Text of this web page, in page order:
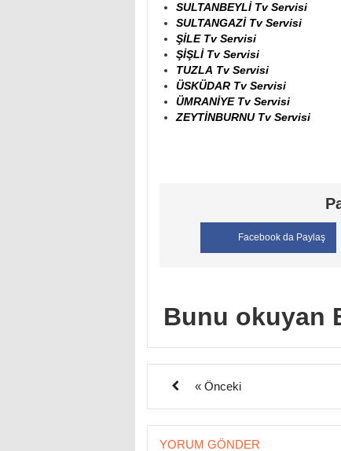
SULTANBEYLİ Tv Servisi
SULTANGAZİ Tv Servisi
ŞİLE Tv Servisi
ŞİŞLİ Tv Servisi
TUZLA Tv Servisi
ÜSKÜDAR Tv Servisi
ÜMRANİYE Tv Servisi
ZEYTİNBURNU Tv Servisi
Facebook da Paylaş
Bunu okuyan
« Önceki
YORUM GÖNDER